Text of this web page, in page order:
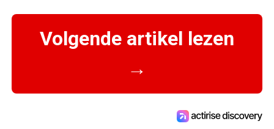
Volgende artikel lezen
→